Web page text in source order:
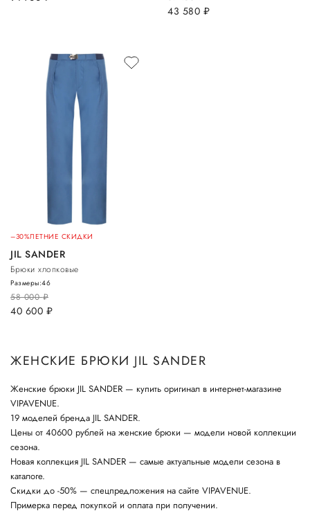
43 580 руб.
–30%ЛЕТНИЕ СКИДКИ
JIL SANDER
Брюки хлопковые
58 000руб.
40 600 руб.
Размеры:46
ЖЕНСКИЕ БРЮКИ JIL SANDER
Женские брюки JIL SANDER — купить оригинал в интернет-магазине
VIPAVENUE.
19 моделей бренда JIL SANDER.
Цены от 40600 рублей на женские брюки — модели новой коллекции
сезона.
Новая коллекция JIL SANDER — самые актуальные модели сезона в
каталоге.
Скидки до -50% — спецпредложения на сайте VIPAVENUE.
Примерка перед покупкой и оплата при получении.